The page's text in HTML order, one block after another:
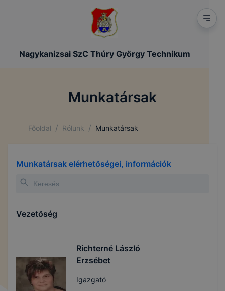
Nagykanizsai SzC Thúry György Technikum
Munkatársak
Főoldal / Rólunk / Munkatársak
Munkatársak elérhetőségei, információk
Vezetőség
Richterné László
Erzsébet
Igazgató